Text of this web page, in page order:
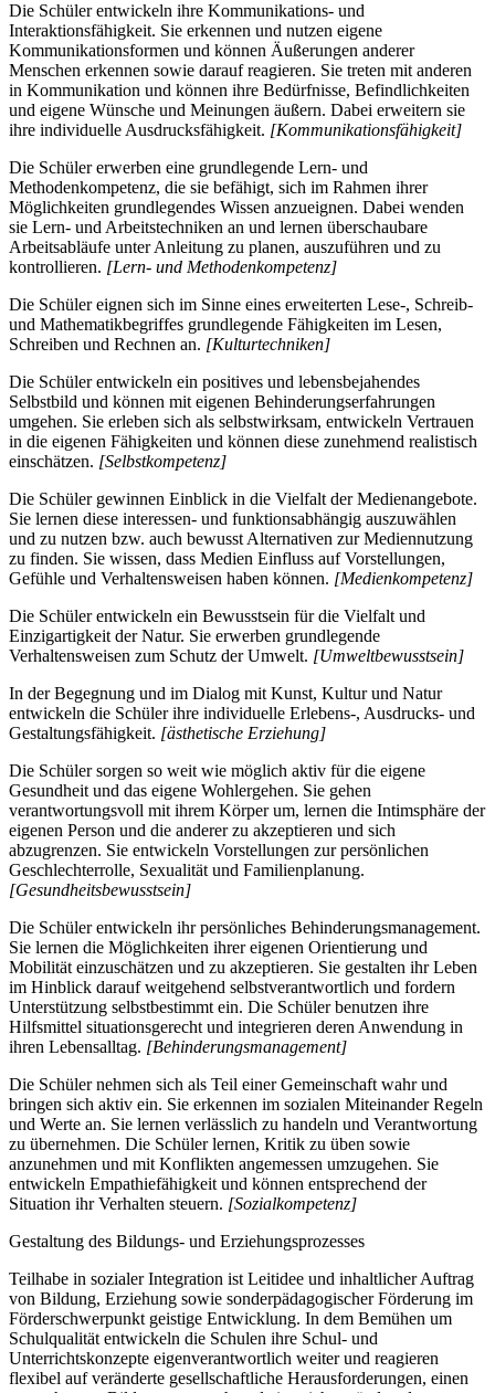
Die Schüler entwickeln ihre Kommunikations- und
Interaktionsfähigkeit. Sie erkennen und nutzen eigene
Kommunikationsformen und können Äußerungen anderer
Menschen erkennen sowie darauf reagieren. Sie treten mit anderen
in Kommunikation und können ihre Bedürfnisse, Befindlichkeiten
und eigene Wünsche und Meinungen äußern. Dabei erweitern sie
ihre individuelle Ausdrucksfähigkeit. [Kommunikationsfähigkeit]
Die Schüler erwerben eine grundlegende Lern- und
Methodenkompetenz, die sie befähigt, sich im Rahmen ihrer
Möglichkeiten grundlegendes Wissen anzueignen. Dabei wenden
sie Lern- und Arbeitstechniken an und lernen überschaubare
Arbeitsabläufe unter Anleitung zu planen, auszuführen und zu
kontrollieren. [Lern- und Methodenkompetenz]
Die Schüler eignen sich im Sinne eines erweiterten Lese-, Schreib-
und Mathematikbegriffes grundlegende Fähigkeiten im Lesen,
Schreiben und Rechnen an. [Kulturtechniken]
Die Schüler entwickeln ein positives und lebensbejahendes
Selbstbild und können mit eigenen Behinderungserfahrungen
umgehen. Sie erleben sich als selbstwirksam, entwickeln Vertrauen
in die eigenen Fähigkeiten und können diese zunehmend realistisch
einschätzen. [Selbstkompetenz]
Die Schüler gewinnen Einblick in die Vielfalt der Medienangebote.
Sie lernen diese interessen- und funktionsabhängig auszuwählen
und zu nutzen bzw. auch bewusst Alternativen zur Mediennutzung
zu finden. Sie wissen, dass Medien Einfluss auf Vorstellungen,
Gefühle und Verhaltensweisen haben können. [Medienkompetenz]
Die Schüler entwickeln ein Bewusstsein für die Vielfalt und
Einzigartigkeit der Natur. Sie erwerben grundlegende
Verhaltensweisen zum Schutz der Umwelt. [Umweltbewusstsein]
In der Begegnung und im Dialog mit Kunst, Kultur und Natur
entwickeln die Schüler ihre individuelle Erlebens-, Ausdrucks- und
Gestaltungsfähigkeit. [ästhetische Erziehung]
Die Schüler sorgen so weit wie möglich aktiv für die eigene
Gesundheit und das eigene Wohlergehen. Sie gehen
verantwortungsvoll mit ihrem Körper um, lernen die Intimsphäre der
eigenen Person und die anderer zu akzeptieren und sich
abzugrenzen. Sie entwickeln Vorstellungen zur persönlichen
Geschlechterrolle, Sexualität und Familienplanung.
[Gesundheitsbewusstsein]
Die Schüler entwickeln ihr persönliches Behinderungsmanagement.
Sie lernen die Möglichkeiten ihrer eigenen Orientierung und
Mobilität einzuschätzen und zu akzeptieren. Sie gestalten ihr Leben
im Hinblick darauf weitgehend selbstverantwortlich und fordern
Unterstützung selbstbestimmt ein. Die Schüler benutzen ihre
Hilfsmittel situationsgerecht und integrieren deren Anwendung in
ihren Lebensalltag. [Behinderungsmanagement]
Die Schüler nehmen sich als Teil einer Gemeinschaft wahr und
bringen sich aktiv ein. Sie erkennen im sozialen Miteinander Regeln
und Werte an. Sie lernen verlässlich zu handeln und Verantwortung
zu übernehmen. Die Schüler lernen, Kritik zu üben sowie
anzunehmen und mit Konflikten angemessen umzugehen. Sie
entwickeln Empathiefähigkeit und können entsprechend der
Situation ihr Verhalten steuern. [Sozialkompetenz]
Gestaltung des Bildungs- und Erziehungsprozesses
Teilhabe in sozialer Integration ist Leitidee und inhaltlicher Auftrag
von Bildung, Erziehung sowie sonderpädagogischer Förderung im
Förderschwerpunkt geistige Entwicklung. In dem Bemühen um
Schulqualität entwickeln die Schulen ihre Schul- und
Unterrichtskonzepte eigenverantwortlich weiter und reagieren
flexibel auf veränderte gesellschaftliche Herausforderungen, einen